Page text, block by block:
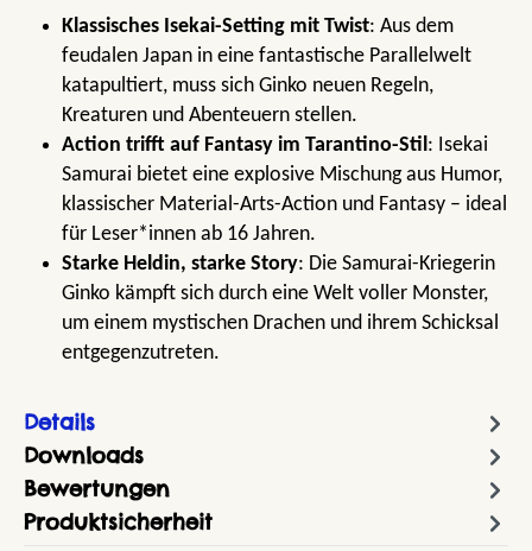
Klassisches Isekai-Setting mit Twist: Aus dem
feudalen Japan in eine fantastische Parallelwelt
katapultiert, muss sich Ginko neuen Regeln,
Kreaturen und Abenteuern stellen.
Action trifft auf Fantasy im Tarantino-Stil: Isekai
Samurai bietet eine explosive Mischung aus Humor,
klassischer Material-Arts-Action und Fantasy – ideal
für Leser*innen ab 16 Jahren.
Starke Heldin, starke Story: Die Samurai-Kriegerin
Ginko kämpft sich durch eine Welt voller Monster,
um einem mystischen Drachen und ihrem Schicksal
entgegenzutreten.
Details
Downloads
Bewertungen
Produktsicherheit